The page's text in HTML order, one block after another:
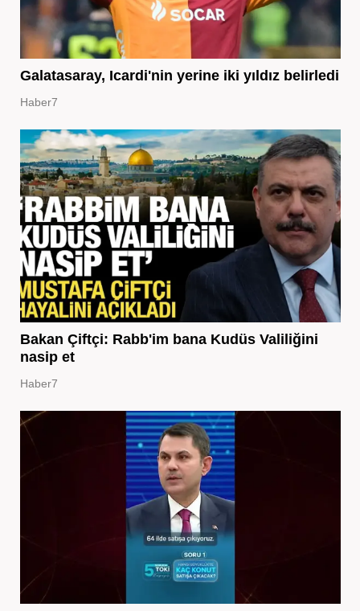
Galatasaray, Icardi'nin yerine iki yıldız belirledi
Haber7
Bakan Çiftçi: Rabb'im bana Kudüs Valiliğini
nasip et
Haber7